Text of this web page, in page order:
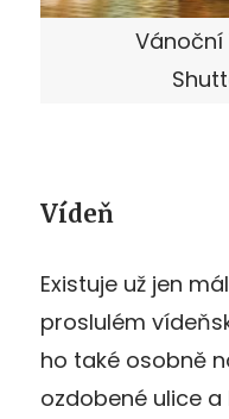
Vídeň
Existuje už jen
proslulém
ho také osobně
ozdobené ulice